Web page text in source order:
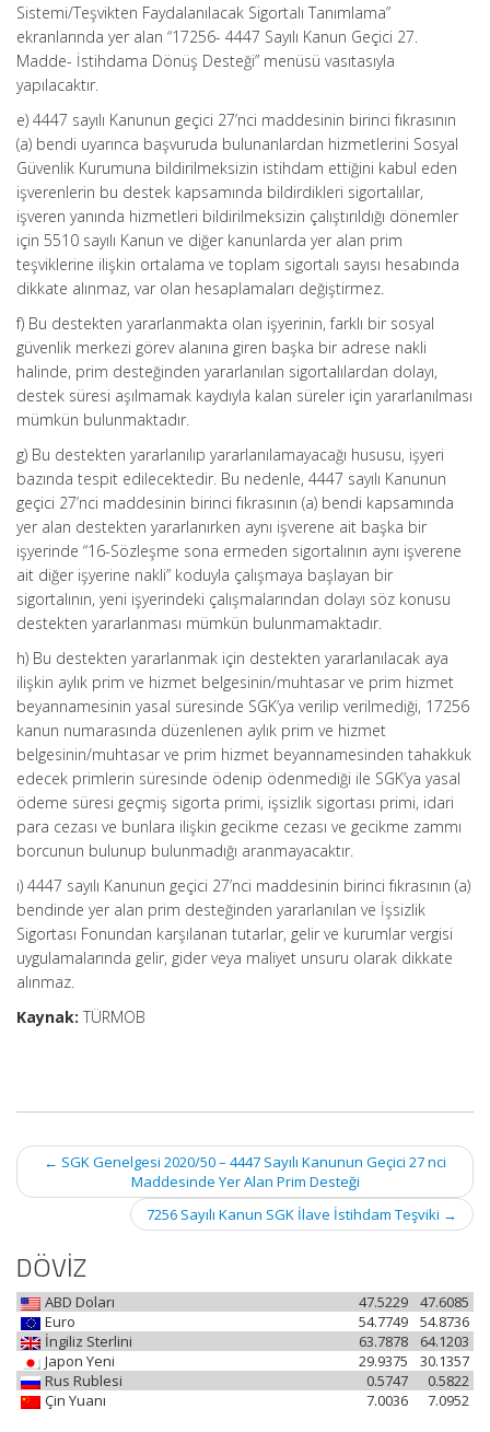
Sistemi/Teşvikten Faydalanılacak Sigortalı Tanımlama”
ekranlarında yer alan “17256- 4447 Sayılı Kanun Geçici 27.
Madde- İstihdama Dönüş Desteği” menüsü vasıtasıyla
yapılacaktır.
e) 4447 sayılı Kanunun geçici 27’nci maddesinin birinci fıkrasının
(a) bendi uyarınca başvuruda bulunanlardan hizmetlerini Sosyal
Güvenlik Kurumuna bildirilmeksizin istihdam ettiğini kabul eden
işverenlerin bu destek kapsamında bildirdikleri sigortalılar,
işveren yanında hizmetleri bildirilmeksizin çalıştırıldığı dönemler
için 5510 sayılı Kanun ve diğer kanunlarda yer alan prim
teşviklerine ilişkin ortalama ve toplam sigortalı sayısı hesabında
dikkate alınmaz, var olan hesaplamaları değiştirmez.
f) Bu destekten yararlanmakta olan işyerinin, farklı bir sosyal
güvenlik merkezi görev alanına giren başka bir adrese nakli
halinde, prim desteğinden yararlanılan sigortalılardan dolayı,
destek süresi aşılmamak kaydıyla kalan süreler için yararlanılması
mümkün bulunmaktadır.
g) Bu destekten yararlanılıp yararlanılamayacağı hususu, işyeri
bazında tespit edilecektedir. Bu nedenle, 4447 sayılı Kanunun
geçici 27’nci maddesinin birinci fıkrasının (a) bendi kapsamında
yer alan destekten yararlanırken aynı işverene ait başka bir
işyerinde “16-Sözleşme sona ermeden sigortalının aynı işverene
ait diğer işyerine nakli” koduyla çalışmaya başlayan bir
sigortalının, yeni işyerindeki çalışmalarından dolayı söz konusu
destekten yararlanması mümkün bulunmamaktadır.
h) Bu destekten yararlanmak için destekten yararlanılacak aya
ilişkin aylık prim ve hizmet belgesinin/muhtasar ve prim hizmet
beyannamesinin yasal süresinde SGK’ya verilip verilmediği, 17256
kanun numarasında düzenlenen aylık prim ve hizmet
belgesinin/muhtasar ve prim hizmet beyannamesinden tahakkuk
edecek primlerin süresinde ödenip ödenmediği ile SGK’ya yasal
ödeme süresi geçmiş sigorta primi, işsizlik sigortası primi, idari
para cezası ve bunlara ilişkin gecikme cezası ve gecikme zammı
borcunun bulunup bulunmadığı aranmayacaktır.
ı) 4447 sayılı Kanunun geçici 27’nci maddesinin birinci fıkrasının (a)
bendinde yer alan prim desteğinden yararlanılan ve İşsizlik
Sigortası Fonundan karşılanan tutarlar, gelir ve kurumlar vergisi
uygulamalarında gelir, gider veya maliyet unsuru olarak dikkate
alınmaz.
Kaynak: TÜRMOB
Post
navigation
← SGK Genelgesi 2020/50 – 4447 Sayılı Kanunun Geçici 27 nci
Maddesinde Yer Alan Prim Desteği
7256 Sayılı Kanun SGK İlave İstihdam Teşviki →
DÖVİZ
ABD Doları 47.6085
47.5229
Euro
54.8736
54.7749
İngiliz Sterlini
64.1203
63.7878
Japon Yeni
30.1357
29.9375
Rus Rublesi
0.5822
0.5747
Çin Yuanı
7.0952
7.0036